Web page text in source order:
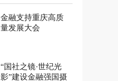
金融支持重庆高质
量发展大会
“国社之镜·世纪光
影”建设金融强国摄